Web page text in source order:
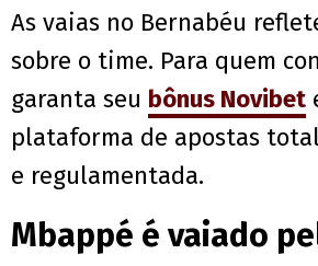
As vaias no Bernabéu
sobre o time. Para quem
garanta seu bônus Novibet
plataforma de apostas
e regulamentada.
Mbappé é vaiado